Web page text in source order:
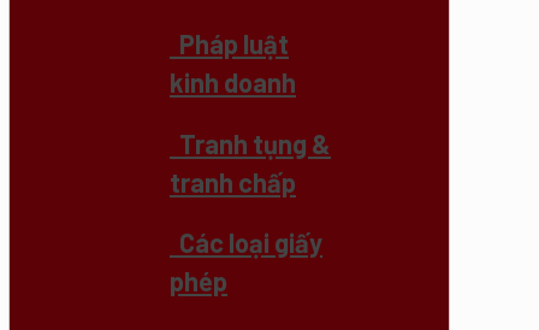
Pháp luật
kinh doanh
Tranh tụng &
tranh chấp
Các loại giấy
phép